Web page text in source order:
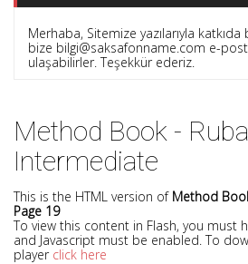
Merhaba, Sitemize yazılarıyla
bize bilgi@saksafonname.com e-
ulaşabilirler. Teşekkür ederiz.
Method Book -
Intermediate
This is the HTML version of Method
Page 19
To view this content in Flash, you must
and Javascript must be enabled. To
player click here